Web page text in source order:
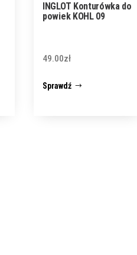
INGLOT Konturówka do
powiek KOHL 09
49.00zł
Sprawdź